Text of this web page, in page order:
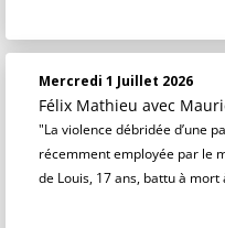
Mercredi 1 Juillet 2026
Félix Mathieu avec
"La violence débridée d’une
récemment employée par le
de Louis, 17 ans, battu à mort